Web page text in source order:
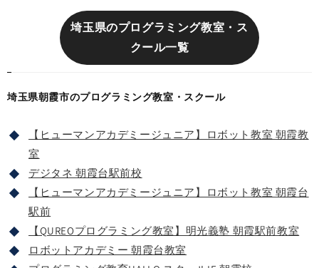
埼玉県のプログラミング教室・ス
クール一覧
埼玉県朝霞市のプログラミング教室・スクール
【ヒューマンアカデミージュニア】ロボット教室 朝霞教
室
デジタネ 朝霞台駅前校
【ヒューマンアカデミージュニア】ロボット教室 朝霞台
駅前
【QUREOプログラミング教室】明光義塾 朝霞駅前教室
ロボットアカデミー 朝霞台教室